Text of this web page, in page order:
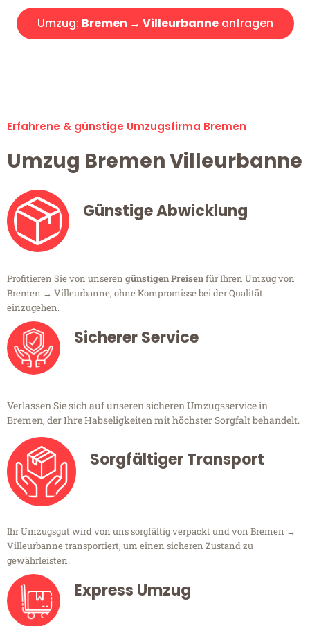
Umzug: Bremen → Villeurbanneanfragen
Erfahrene & günstige Umzugsfirma Bremen
Umzug Bremen Villeurbanne
Günstige Abwicklung
Profitieren Sie von unseren günstigen Preisenfür Ihren Umzug von
Bremen → Villeurbanne, ohne Kompromisse bei der Qualität
einzugehen.
Sicherer Service
Verlassen Sie sich auf unseren sicheren Umzugsservice in
Bremen, der Ihre Habseligkeiten mit höchster Sorgfalt behandelt.
Sorgfältiger Transport
Ihr Umzugsgut wird von uns sorgfältig verpackt und von Bremen →
Villeurbanne transportiert, um einen sicheren Zustand zu
gewährleisten.
Express Umzug